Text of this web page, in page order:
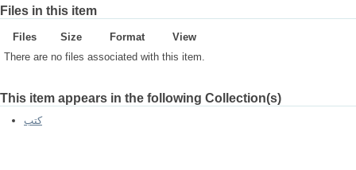
Files in this item
Files Size Format
View
There are no files associated with this item.
This item appears in the following Collection(s)
كتب